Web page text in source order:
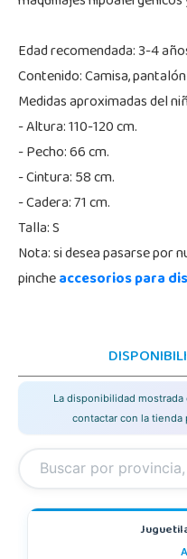
Edad recomendada: 3-4
Contenido: Camisa,
Medidas aproximadas del
- Altura: 110-120 cm.
- Pecho: 66 cm.
- Cintura: 58 cm.
- Cadera: 71 cm.
Talla: S
Nota: si desea pasarse por
pincheaccesorios para
La disponibilidad
contactar con la tienda